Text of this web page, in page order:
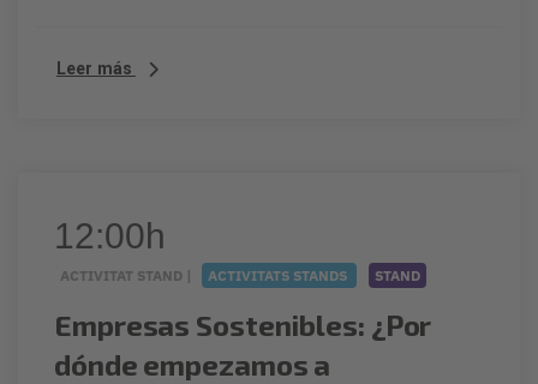
Leer más
12:00h
ACTIVITAT STAND | ACTIVITATS STANDS STAND
Empresas Sostenibles: ¿Por
dónde empezamos a